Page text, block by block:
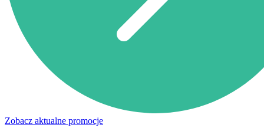
Zobacz aktualne promocje